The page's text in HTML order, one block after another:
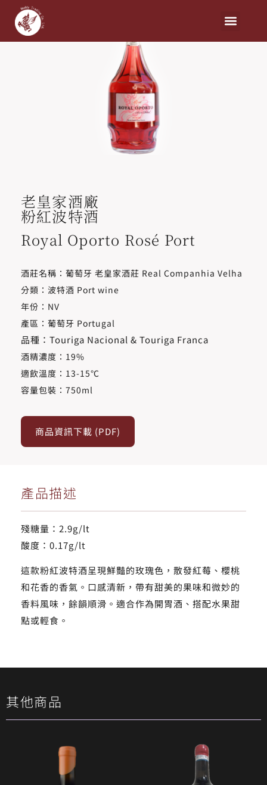
老皇家酒廠
粉紅波特酒
Royal Oporto Rosé Port
酒莊名稱：葡萄牙 老皇家酒莊 Real Companhia Velha
分類：波特酒 Port wine
年份：NV
產區：葡萄牙 Portugal
品種：Touriga Nacional & Touriga Franca
酒精濃度​：19%
適飲溫度​：13-15℃
容量包裝：750ml
商品資訊下載 (PDF)
產品描述
殘糖量：2.9g/lt
酸度：0.17g/lt
這款粉紅波特酒呈現鮮豔的玫瑰色，散發紅莓、櫻桃
和花香的香氣。口感清新，帶有甜美的果味和微妙的
香料風味，餘韻順滑。適合作為開胃酒、搭配水果甜
點或輕食。
其他商品